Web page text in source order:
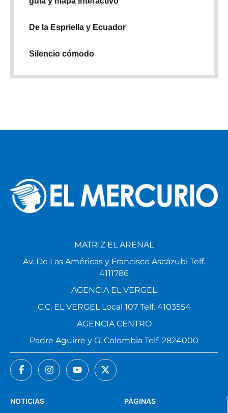
De la Espriella y Ecuador
Silencio cómodo
PÁGINAS
NOTICIAS
MATRIZ EL ARENAL
Av. De Las Américas y Francisco Ascázubi Telf.
4111786
AGENCIA EL VERGEL
C.C. EL VERGEL Local 107 Telf. 4103554
AGENCIA CENTRO
Padre Aguirre y G. Colombia Telf. 2824000